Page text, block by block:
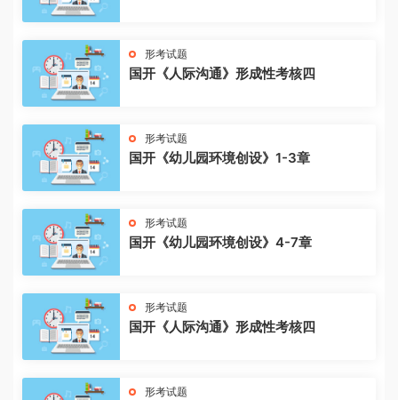
形考试题
国开《人际沟通》形成性考核四
形考试题
国开《幼儿园环境创设》1-3章
形考试题
国开《幼儿园环境创设》4-7章
形考试题
国开《人际沟通》形成性考核四
形考试题